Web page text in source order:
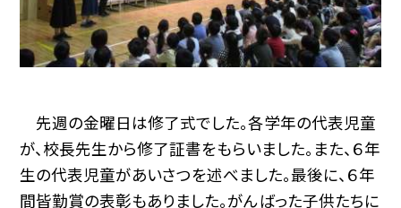
先週の金曜日は修了式でした。各学年の代表児童
が、校長先生から修了証書をもらいました。また、６年
生の代表児童があいさつを述べました。最後に、６年
間皆勤賞の表彰もありました。がんばった子供たちに